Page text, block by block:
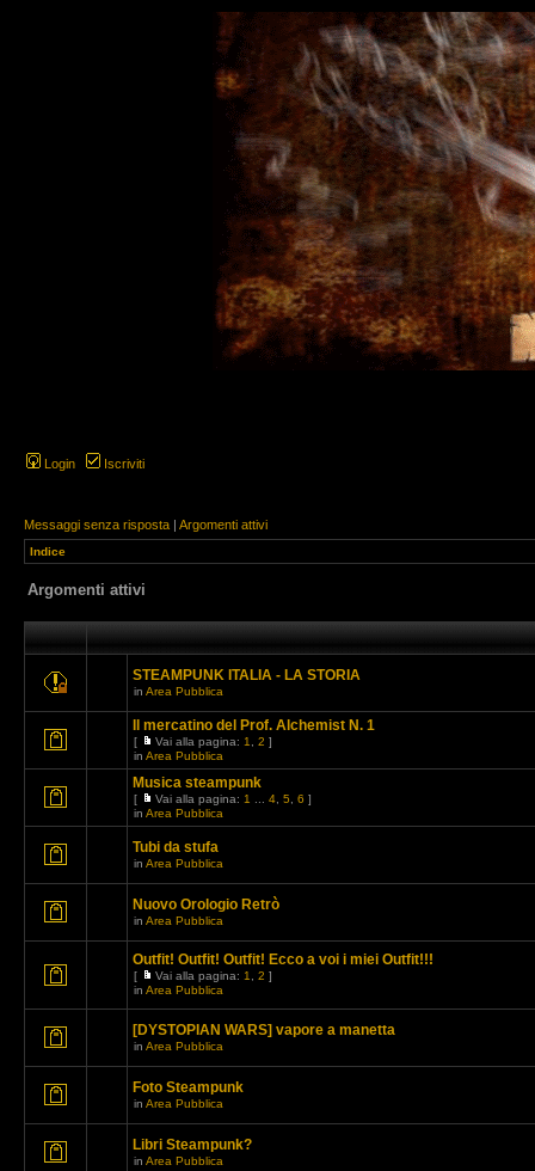
Login Iscriviti
Messaggi senza risposta | Argomenti attivi
Indice
Argomenti attivi
STEAMPUNK ITALIA - LA STORIA
in Area Pubblica
Il mercatino del Prof. Alchemist N. 1
[ Vai alla pagina: 1 2 ]
in Area Pubblica
Musica steampunk
[ Vai alla pagina: 1 4 5 6 ]
in Area Pubblica
Tubi da stufa
in Area Pubblica
Nuovo Orologio Retrò
in Area Pubblica
Outfit! Outfit! Outfit! Ecco a voi i miei Outfit!!!
[ Vai alla pagina: 1 2 ]
in Area Pubblica
[DYSTOPIAN WARS] vapore a manetta
in Area Pubblica
Foto Steampunk
in Area Pubblica
Libri Steampunk?
in Area Pubblica